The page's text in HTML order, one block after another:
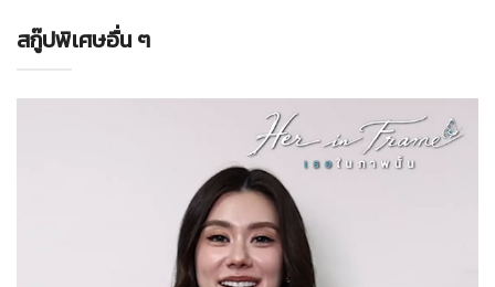
สกู๊ปพิเศษอื่น ๆ